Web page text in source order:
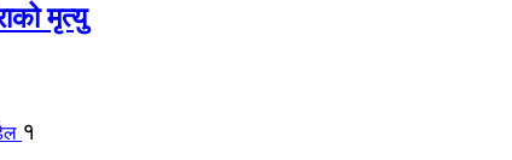
मृत्यु
१